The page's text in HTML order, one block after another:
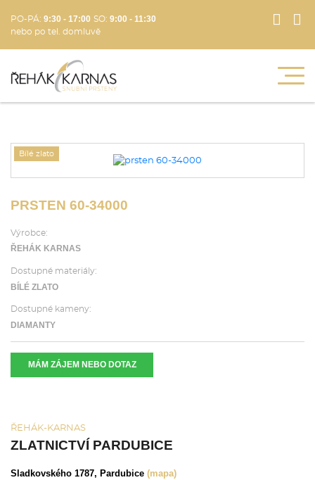
PO-PÁ: 9:30 - 17:00 SO: 9:00 - 11:30
nebo po tel. domluvě
Bílé zlato
PRSTEN 60-34000
Výrobce:
ŘEHÁK KARNAS
Dostupné materiály:
BÍLÉ ZLATO
Dostupné kameny:
DIAMANTY
MÁM ZÁJEM NEBO DOTAZ
ŘEHÁK-KARNAS
ZLATNICTVÍ PARDUBICE
Sladkovského 1787, Pardubice (mapa)